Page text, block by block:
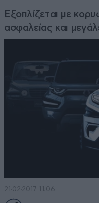
Εξοπλίζεται με
ασφαλείας και
21·02·2017 11:06